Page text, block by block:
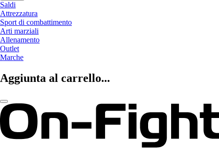
Saldi
Attrezzatura
Sport di combattimento
Arti marziali
Allenamento
Outlet
Marche
Aggiunta al carrello...